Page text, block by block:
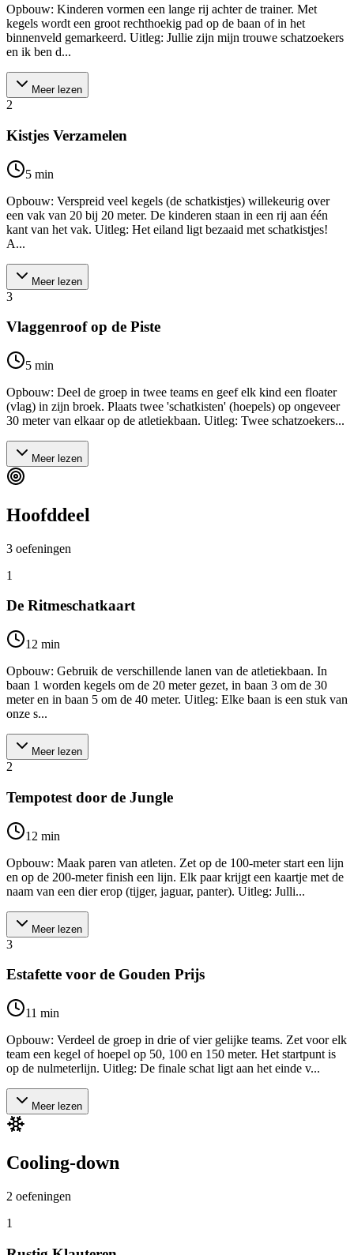
Opbouw: Kinderen vormen een lange rij achter de trainer. Met
kegels wordt een groot rechthoekig pad op de baan of in het
binnenveld gemarkeerd. Uitleg: Jullie zijn mijn trouwe schatzoekers
en ik ben d...
Meer lezen
2
Kistjes Verzamelen
5 min
Opbouw: Verspreid veel kegels (de schatkistjes) willekeurig over
een vak van 20 bij 20 meter. De kinderen staan in een rij aan één
kant van het vak. Uitleg: Het eiland ligt bezaaid met schatkistjes!
A...
Meer lezen
3
Vlaggenroof op de Piste
5 min
Opbouw: Deel de groep in twee teams en geef elk kind een floater
(vlag) in zijn broek. Plaats twee 'schatkisten' (hoepels) op ongeveer
30 meter van elkaar op de atletiekbaan. Uitleg: Twee schatzoekers...
Meer lezen
Hoofddeel
3 oefeningen
1
De Ritmeschatkaart
12 min
Opbouw: Gebruik de verschillende lanen van de atletiekbaan. In
baan 1 worden kegels om de 20 meter gezet, in baan 3 om de 30
meter en in baan 5 om de 40 meter. Uitleg: Elke baan is een stuk van
onze s...
Meer lezen
2
Tempotest door de Jungle
12 min
Opbouw: Maak paren van atleten. Zet op de 100-meter start een lijn
en op de 200-meter finish een lijn. Elk paar krijgt een kaartje met de
naam van een dier erop (tijger, jaguar, panter). Uitleg: Julli...
Meer lezen
3
Estafette voor de Gouden Prijs
11 min
Opbouw: Verdeel de groep in drie of vier gelijke teams. Zet voor elk
team een kegel of hoepel op 50, 100 en 150 meter. Het startpunt is
op de nulmeterlijn. Uitleg: De finale schat ligt aan het einde v...
Meer lezen
Cooling-down
2 oefeningen
1